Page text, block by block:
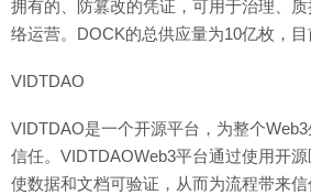
拥有的、防篡改的凭证，可用于治理、
络运营。DOCK的总供应量为10亿枚，目
VIDTDAO
VIDTDAO是一个开源平台，为整个
信任。VIDTDAOWeb3平台通过使用开源
使数据和文档可验证，从而为流程带来